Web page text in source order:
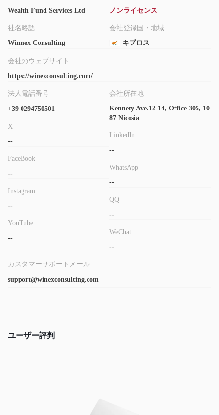
Wealth Fund Services Ltd
社名略語
Winnex Consulting
ノンライセンス
会社登録国・地域
キプロス
会社のウェブサイト
https://winexconsulting.com/
法人電話番号
+39 0294750501
X
--
FaceBook
--
Instagram
--
YouTube
--
会社所在地
Kennety Ave.12-14, Office 305, 10
87 Nicosia
LinkedIn
--
WhatsApp
--
QQ
--
WeChat
--
カスタマーサポートメール
support@winexconsulting.com
ユーザー評判